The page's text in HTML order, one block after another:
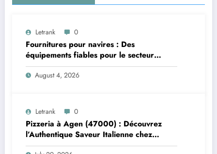
Letrank 0
Fournitures pour navires : Des
équipements fiables pour le secteur
maritime
August 4, 2026
Letrank 0
Pizzeria à Agen (47000) : Découvrez
l’Authentique Saveur Italienne chez
Trattoria Pasta Pizza Brax